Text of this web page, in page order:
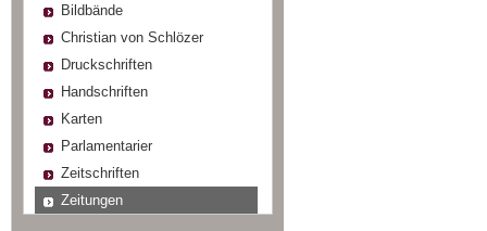
Bildbände
Christian von Schlözer
Druckschriften
Handschriften
Karten
Parlamentarier
Zeitschriften
Zeitungen